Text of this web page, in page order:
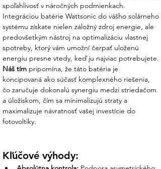
spoľahlivosť v náročných podmienkach.
Integráciou batérie Wattsonic do vášho solárneho
systému získate nielen záložný zdroj energie, ale
predovšetkým nástroj na optimalizáciu vlastnej
spotreby, ktorý vám umožní čerpať uloženú
energiu presne vtedy, keď ju najviac potrebujete.
Náš tím pripomína, že táto batéria je
koncipovaná ako súčasť komplexného riešenia,
čo zaručuje dokonalú synergiu medzi striedačom
a úložiskom, čím sa minimalizujú straty a
maximalizuje návratnosť vašej investície do
fotovoltiky.
Kľúčové výhody: